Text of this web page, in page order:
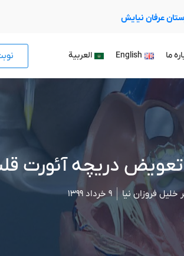
عرفان نیایش
ما English العربية
دریچه آئورت
خلیل فروزان نیا ۹ خرداد ۱۳۹۹